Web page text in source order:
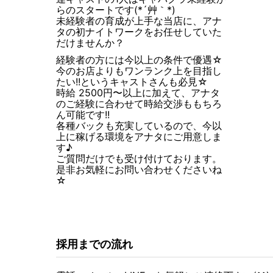
らのスタートです(*´艸｀*)
未経験者の育成が上手な当店に、アナ
タの初ナイトワークをお任せしていた
だけませんか？
経験者の方には今以上の条件で優遇☆
今のお店よりもワンランク上を目指し
たい!!というキャストさんも必見☆
時給 2500円〜以上に加えて、アナタ
のご経験に合わせて時給交渉ももちろ
ん可能です!!
各種バックも充実しているので、今以
上に稼げる環境をアナタにご用意しま
す♪
ご質問だけでも受け付けております。
是非お気軽にお問い合わせくださいね
☆
採用までの流れ